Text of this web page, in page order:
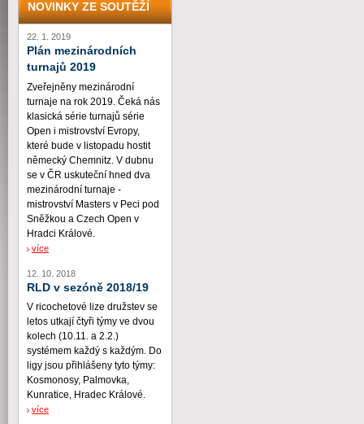
NOVINKY ZE SOUTĚŽÍ
22. 1. 2019
Plán mezinárodních
turnajů 2019
Zveřejněny mezinárodní
turnaje na rok 2019. Čeká nás
klasická série turnajů série
Open i mistrovství Evropy,
které bude v listopadu hostit
německý Chemnitz. V dubnu
se v ČR uskuteční hned dva
mezinárodní turnaje -
mistrovství Masters v Peci pod
Sněžkou a Czech Open v
Hradci Králové.
více
12. 10. 2018
RLD v sezóně 2018/19
V ricochetové lize družstev se
letos utkají čtyři týmy ve dvou
kolech (10.11. a 2.2.)
systémem každý s každým. Do
ligy jsou přihlášeny tyto týmy:
Kosmonosy, Palmovka,
Kunratice, Hradec Králové.
více